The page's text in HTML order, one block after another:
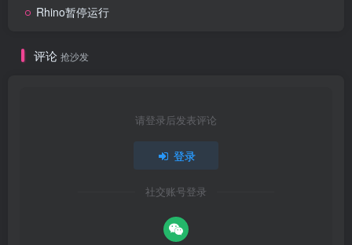
Rhino暂停运行
评论 抢沙发
请登录后发表评论
登录
社交账号登录